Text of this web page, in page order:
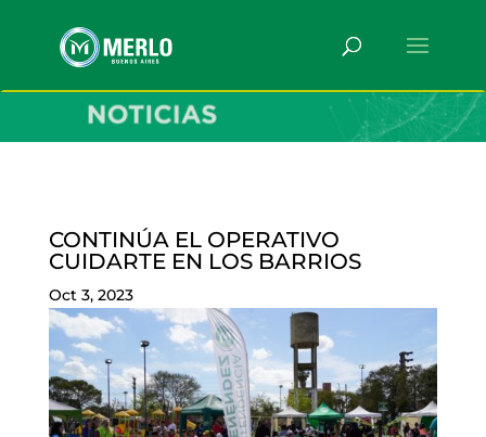
CONTINÚA EL OPERATIVO
CUIDARTE EN LOS BARRIOS
Oct 3, 2023